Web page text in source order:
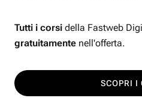
Tutti i corsi della Fastweb
gratuitamente nell'offerta.
SCOPRI I